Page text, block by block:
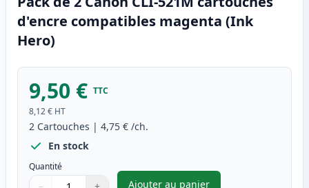
d'encre compatibles magenta (Ink
Hero)
9,50 € TTC
8,12 € HT
2 Cartouches | 4,75 € /ch.
En stock
Quantité
Ajouter au panier